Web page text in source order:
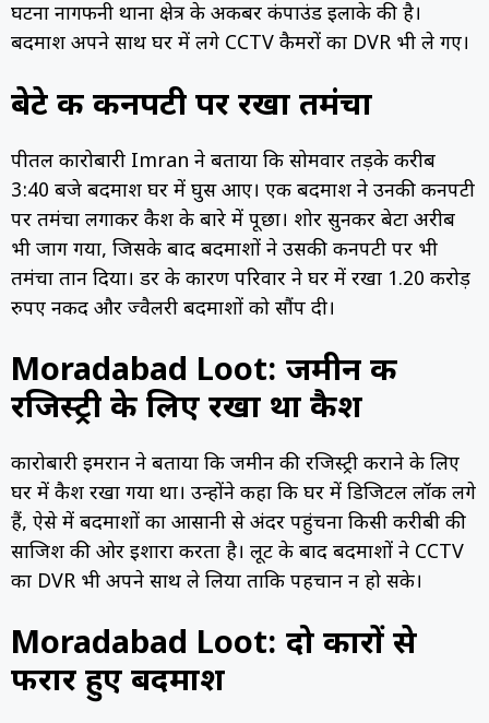
घटना नागफनी थाना क्षेत्र के अकबर कंपाउंड इलाके की है।
बदमाश अपने साथ घर में लगे CCTV कैमरों का DVR भी ले गए।
बेटे की कनपटी पर रखा तमंचा
पीतल कारोबारी Imran ने बताया कि सोमवार तड़के करीब
3:40 बजे बदमाश घर में घुस आए। एक बदमाश ने उनकी कनपटी
पर तमंचा लगाकर कैश के बारे में पूछा। शोर सुनकर बेटा अरीब
भी जाग गया, जिसके बाद बदमाशों ने उसकी कनपटी पर भी
तमंचा तान दिया। डर के कारण परिवार ने घर में रखा 1.20 करोड़
रुपए नकद और ज्वैलरी बदमाशों को सौंप दी।
Moradabad Loot: जमीन की
रजिस्ट्री के लिए रखा था कैश
कारोबारी इमरान ने बताया कि जमीन की रजिस्ट्री कराने के लिए
घर में कैश रखा गया था। उन्होंने कहा कि घर में डिजिटल लॉक लगे
हैं, ऐसे में बदमाशों का आसानी से अंदर पहुंचना किसी करीबी की
साजिश की ओर इशारा करता है। लूट के बाद बदमाशों ने CCTV
का DVR भी अपने साथ ले लिया ताकि पहचान न हो सके।
Moradabad Loot: दो कारों से
फरार हुए बदमाश